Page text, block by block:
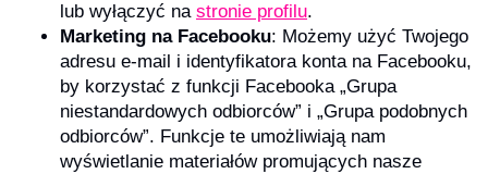
lub wyłączyć na stronie profilu.
Marketing na Facebooku: Możemy użyć Twojego
adresu e-mail i identyfikatora konta na Facebooku,
by korzystać z funkcji Facebooka „Grupa
niestandardowych odbiorców” i „Grupa podobnych
odbiorców”. Funkcje te umożliwiają nam
wyświetlanie materiałów promujących nasze